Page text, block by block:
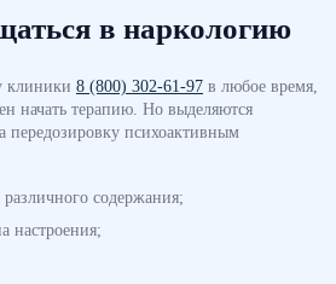
в наркологию
клиники 8 (800) 302-61-97 в любое время,
начать терапию. Но выделяются
психоактивным
содержания;
настроения;